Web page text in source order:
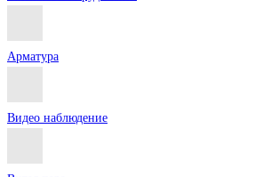
Арматура
Видео наблюдение